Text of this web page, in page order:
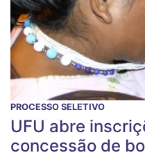
PROCESSO SELETIVO
UFU abre
concessão de